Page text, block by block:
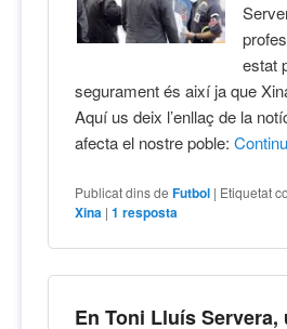
estat
segurament és així ja que
Aquí us deix l’enllaç de la
afecta el nostre poble:
Publicat dins de Futbol | Etiquetat
Xina |1 resposta
En Toni Lluís